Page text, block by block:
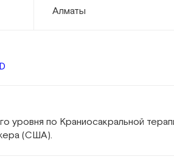
Алматы
уровня по Краниосакральной
(США).